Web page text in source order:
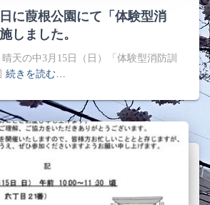
に葭根公園にて「体験型消
しました。
天の中3月15日（日）「体験型消防訓
続きを読む…